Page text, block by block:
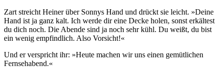
Zart streicht Heiner über Sonnys Hand und drückt sie leicht. »Deine
Hand ist ja ganz kalt. Ich werde dir eine Decke holen, sonst erkältest
du dich noch. Die Abende sind ja noch sehr kühl. Du weißt, du bist
ein wenig empfindlich. Also Vorsicht!«
Und er verspricht ihr: »Heute machen wir uns einen gemütlichen
Fernsehabend.«